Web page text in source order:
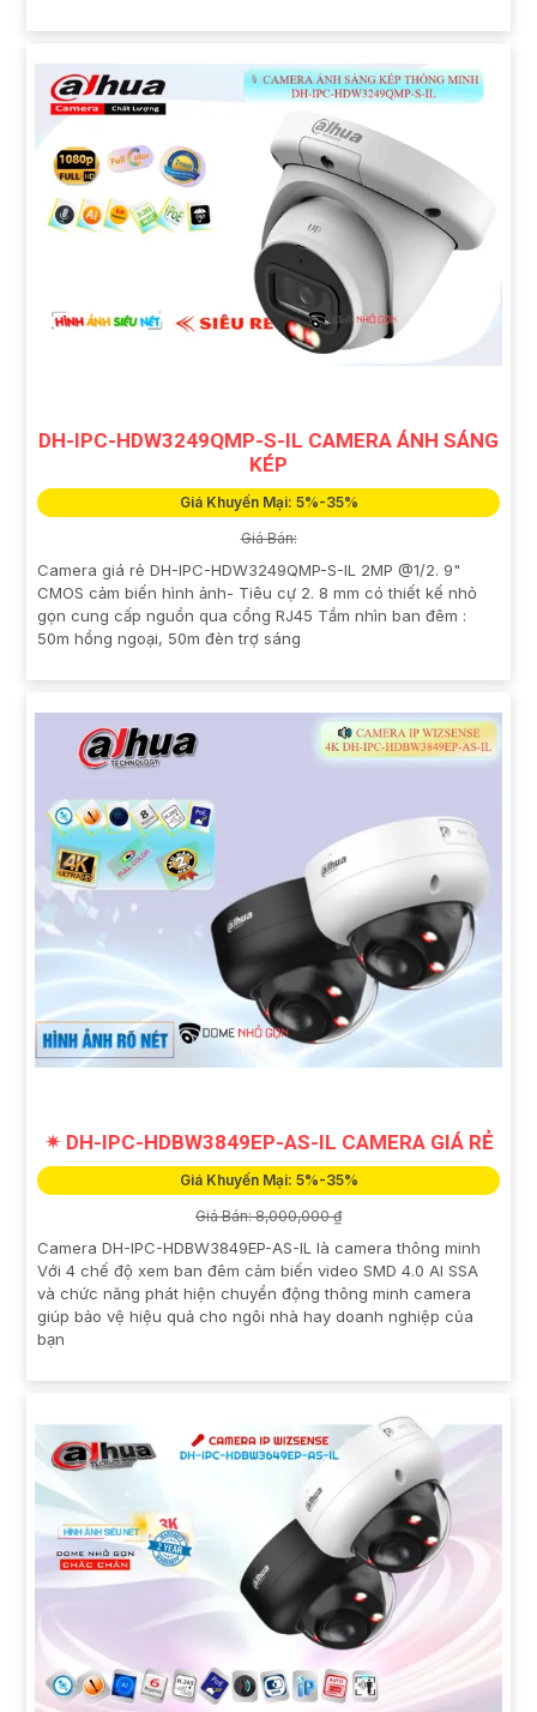
DH-IPC-HDW3249QMP-S-IL CAMERA ÁNH SÁNG
KÉP
Giá Khuyến Mại: 5%-35%
Giá Bán:
Camera giá rẻ DH-IPC-HDW3249QMP-S-IL 2MP @1/2. 9"
CMOS cảm biến hình ảnh- Tiêu cự 2. 8 mm có thiết kế nhỏ
gọn cung cấp nguồn qua cổng RJ45 Tầm nhìn ban đêm :
50m hồng ngoại, 50m đèn trợ sáng
✴ DH-IPC-HDBW3849EP-AS-IL CAMERA GIÁ RẺ
Giá Khuyến Mại: 5%-35%
Giá Bán: 8,000,000 ₫
Camera DH-IPC-HDBW3849EP-AS-IL là camera thông minh
Với 4 chế độ xem ban đêm cảm biến video SMD 4.0 AI SSA
và chức năng phát hiện chuyển động thông minh camera
giúp bảo vệ hiệu quả cho ngôi nhà hay doanh nghiệp của
bạn